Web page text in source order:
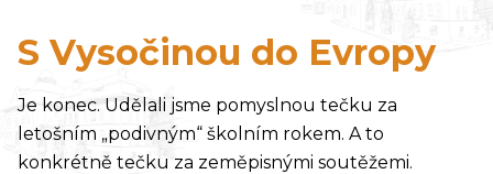
S Vysočinou do Evropy
Je konec. Udělali jsme pomyslnou tečku za
letošním „podivným“ školním rokem. A to
konkrétně tečku za zeměpisnými soutěžemi.